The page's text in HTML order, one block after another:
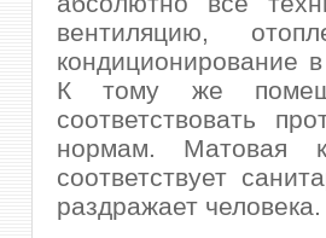
вентиляцию,
кондиционирование
К тому же
соответствовать
нормам. Матовая
соответствует
раздражает человека.